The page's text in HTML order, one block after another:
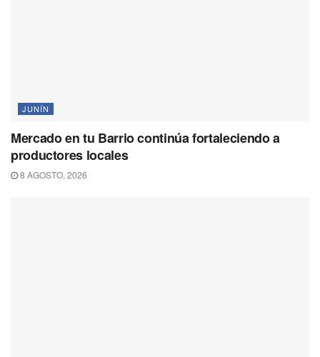
JUNÍN
Mercado en tu Barrio continúa fortaleciendo a
productores locales
8 AGOSTO, 2026